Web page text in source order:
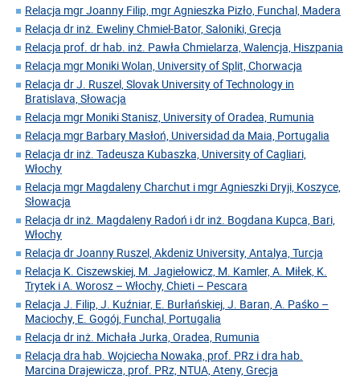
Relacja mgr Joanny Filip, mgr Agnieszka Pizło, Funchal, Madera
Relacja dr inż. Eweliny Chmiel-Bator, Saloniki, Grecja
Relacja prof. dr hab. inż. Pawła Chmielarza, Walencja, Hiszpania
Relacja mgr Moniki Wolan, University of Split, Chorwacja
Relacja dr J. Ruszel, Slovak University of Technology in
Bratislava, Słowacja
Relacja mgr Moniki Stanisz, University of Oradea, Rumunia
Relacja mgr Barbary Masłoń, Universidad da Maia, Portugalia
Relacja dr inż. Tadeusza Kubaszka, University of Cagliari,
Włochy
Relacja mgr Magdaleny Charchut i mgr Agnieszki Dryji, Koszyce,
Słowacja
Relacja dr inż. Magdaleny Radoń i dr inż. Bogdana Kupca, Bari,
Włochy
Relacja dr Joanny Ruszel, Akdeniz University, Antalya, Turcja
Relacja K. Ciszewskiej, M. Jagiełowicz, M. Kamler, A. Miłek, K.
Trytek i A. Worosz – Włochy, Chieti – Pescara
Relacja J. Filip, J. Kuźniar, E. Burłańskiej, J. Baran, A. Paśko –
Maciochy, E. Gogój, Funchal, Portugalia
Relacja dr inż. Michała Jurka, Oradea, Rumunia
Relacja dra hab. Wojciecha Nowaka, prof. PRz i dra hab.
Marcina Drajewicza, prof. PRz, NTUA, Ateny, Grecja